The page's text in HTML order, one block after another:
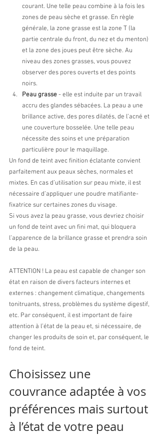
courant. Une telle peau combine à la fois les
zones de peau sèche et grasse. En règle
générale, la zone grasse est la zone T (la
partie centrale du front, du nez et du menton)
et la zone des joues peut être sèche. Au
niveau des zones grasses, vous pouvez
observer des pores ouverts et des points
noirs.
Peau grasse - elle est induite par un travail
accru des glandes sébacées. La peau a une
brillance active, des pores dilatés, de l’acné et
une couverture bosselée. Une telle peau
nécessite des soins et une préparation
particulière pour le maquillage.
Un fond de teint avec finition éclatante convient
parfaitement aux peaux sèches, normales et
mixtes. En cas d’utilisation sur peau mixte, il est
nécessaire d’appliquer une poudre matifiante-
fixatrice sur certaines zones du visage.
Si vous avez la peau grasse, vous devriez choisir
un fond de teint avec un fini mat, qui bloquera
l’apparence de la brillance grasse et prendra soin
de la peau.
ATTENTION ! La peau est capable de changer son
état en raison de divers facteurs internes et
externes : changement climatique, changements
tonitruants, stress, problèmes du système digestif,
etc. Par conséquent, il est important de faire
attention à l’état de la peau et, si nécessaire, de
changer les produits de soin et, par conséquent, le
fond de teint.
Choisissez une
couvrance adaptée à vos
préférences mais surtout
à l’état de votre peau